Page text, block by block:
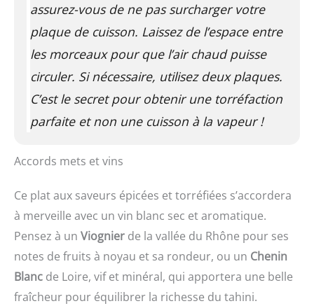
assurez-vous de ne pas surcharger votre
plaque de cuisson. Laissez de l’espace entre
les morceaux pour que l’air chaud puisse
circuler. Si nécessaire, utilisez deux plaques.
C’est le secret pour obtenir une torréfaction
parfaite et non une cuisson à la vapeur !
Accords mets et vins
Ce plat aux saveurs épicées et torréfiées s’accordera
à merveille avec un vin blanc sec et aromatique.
Pensez à un Viognier de la vallée du Rhône pour ses
notes de fruits à noyau et sa rondeur, ou un Chenin
Blanc de Loire, vif et minéral, qui apportera une belle
fraîcheur pour équilibrer la richesse du tahini.